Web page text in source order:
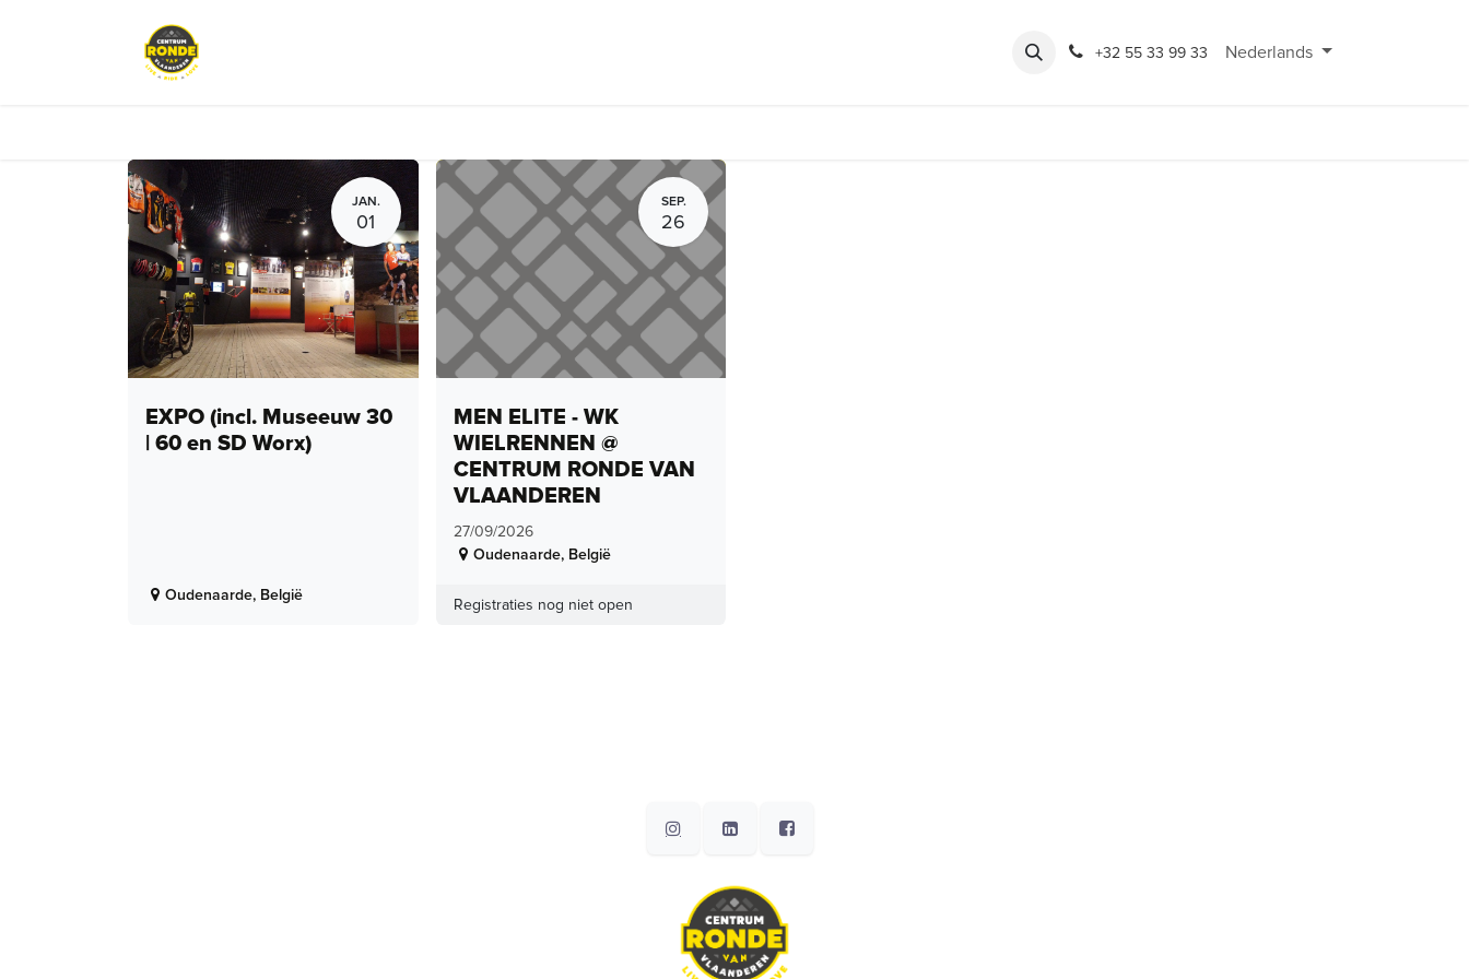
Rondeshop Contact en openingsuren
+32 55 33 99 33 Nederlands
JAN.
01
EXPO (incl. Museeuw 30
| 60 en SD Worx)
Oudenaarde, België
SEP.
26
MEN ELITE - WK
WIELRENNEN @
CENTRUM RONDE VAN
VLAANDEREN
27/09/2026
Oudenaarde, België
Registraties nog niet open